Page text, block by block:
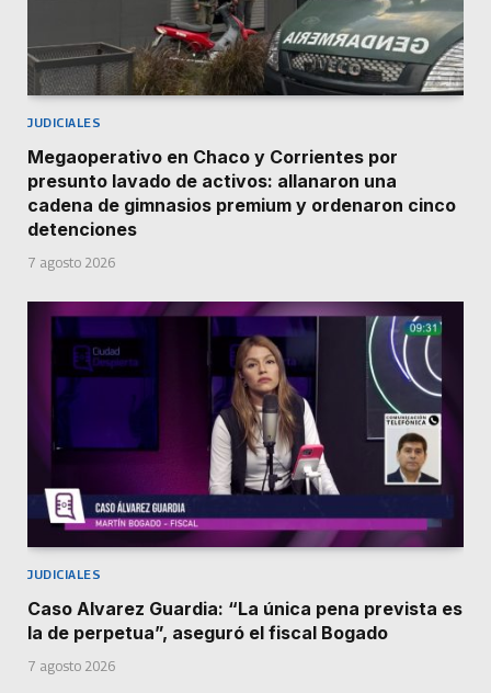
JUDICIALES
Megaoperativo en Chaco y Corrientes por
presunto lavado de activos: allanaron una
cadena de gimnasios premium y ordenaron cinco
detenciones
7 agosto 2026
JUDICIALES
Caso Alvarez Guardia: “La única pena prevista es
la de perpetua”, aseguró el fiscal Bogado
7 agosto 2026